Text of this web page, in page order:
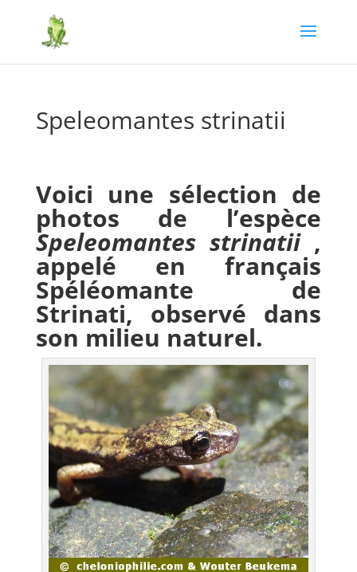
Speleomantes strinatii
Voici une sélection de
photos de l’espèce
Speleomantes strinatii ,
appelé en français
Spéléomante de
Strinati, observé dans
son milieu naturel.